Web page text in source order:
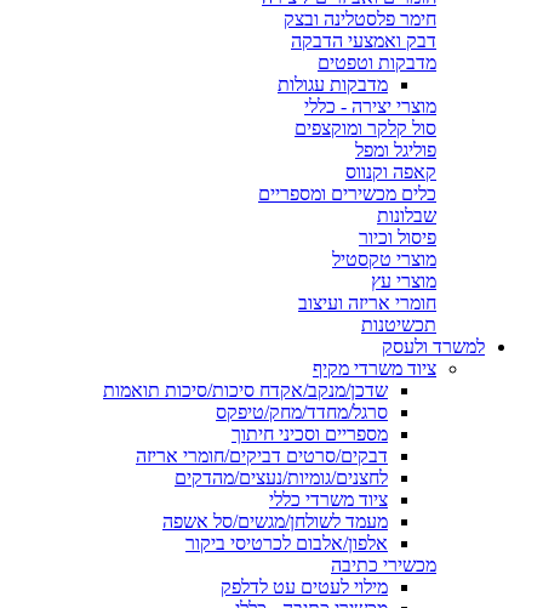
חימר פלסטלינה ובצק
דבק ואמצעי הדבקה
מדבקות וטפטים
מדבקות עגולות
מוצרי יצירה - כללי
סול קלקר ומוקצפים
פוליגל ומפל
קאפה וקנווס
כלים מכשירים ומספריים
שבלונות
פיסול וכיור
מוצרי טקסטיל
מוצרי עץ
חומרי אריזה ועיצוב
תכשיטנות
למשרד ולעסק
ציוד משרדי מקיף
שדכן/מנקב/אקדח סיכות/סיכות תואמות
סרגל/מחדד/מחק/טיפקס
מספריים וסכיני חיתוך
דבקים/סרטים דביקים/חומרי אריזה
לחצנים/גומיות/נעצים/מהדקים
ציוד משרדי כללי
מעמד לשולחן/מגשים/סל אשפה
אלפון/אלבום לכרטיסי ביקור
מכשירי כתיבה
מילוי לעטים עט לדלפק